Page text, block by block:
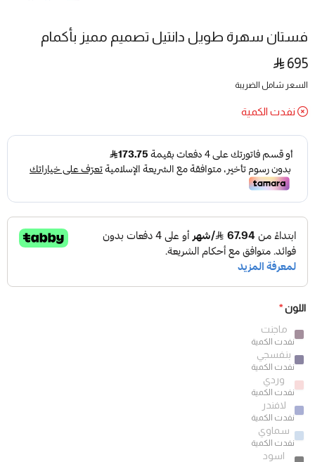
فستان سهرة طويل دانتيل تصميم مميز بأكمام
695
السعر شامل الضريبة
نفدت الكمية
اللون*
ماجنت
نفدت الكمية
بنفسجي
نفدت الكمية
وردي
نفدت الكمية
لافندر
نفدت الكمية
سماوي
نفدت الكمية
اسود